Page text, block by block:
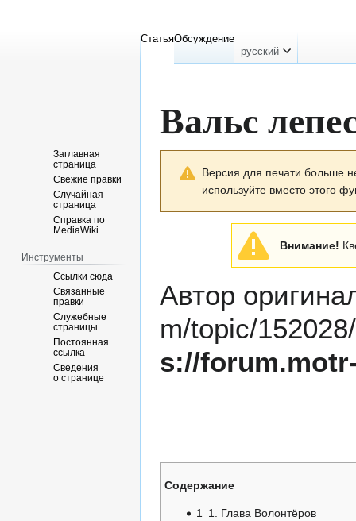
Вальс
навигации
Версия для печати больше
используйте вместо этого
Внимание!
Автор
Содержание
1 1. Глава Волонтёров
СтатьяОбсуждение
русский
Заглавная
страница
Свежие правки
Случайная
страница
Справка по
MediaWiki
Инструменты
Ссылки сюда
Связанные
правки
Служебные
страницы
Постоянная
ссылка
Сведения
о странице